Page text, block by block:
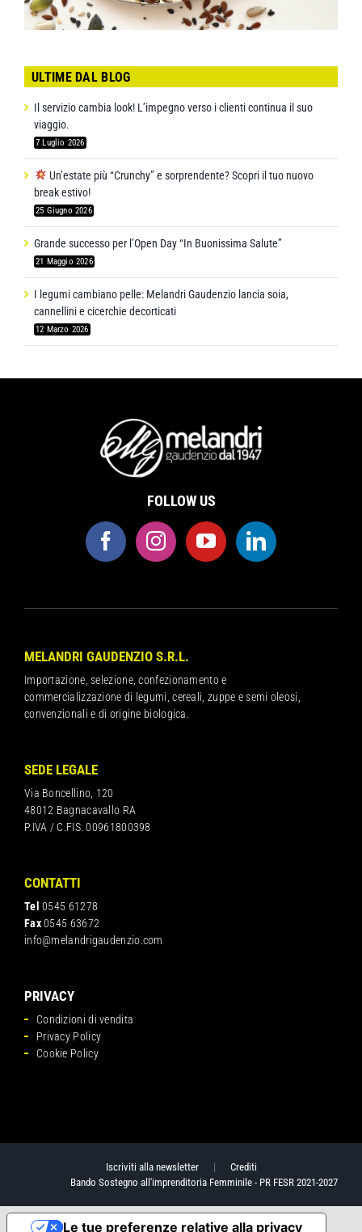
ULTIME DAL BLOG
Il servizio cambia look! L’impegno verso i clienti continua il suo
viaggio.
7 Luglio 2026
Un’estate più “Crunchy” e sorprendente? Scopri il tuo nuovo
break estivo!
25 Giugno 2026
Grande successo per l’Open Day “In Buonissima Salute”
21 Maggio 2026
I legumi cambiano pelle: Melandri Gaudenzio lancia soia,
cannellini e cicerchie decorticati
12 Marzo 2026
FOLLOW US
MELANDRI GAUDENZIO S.R.L.
Importazione, selezione, confezionamento e
commercializzazione di legumi, cereali, zuppe e semi oleosi,
convenzionali e di origine biologica.
SEDE LEGALE
Via Boncellino, 120
48012 Bagnacavallo RA
P.IVA / C.FIS. 00961800398
CONTATTI
Tel 0545 61278
Fax0545 63672
info@melandrigaudenzio.com
PRIVACY
Condizioni di vendita
Privacy Policy
Cookie Policy
Iscriviti alla newsletter| Crediti
Bando Sostegno all'imprenditoria Femminile - PR FESR 2021-2027
Le tue preferenze relative alla privacy